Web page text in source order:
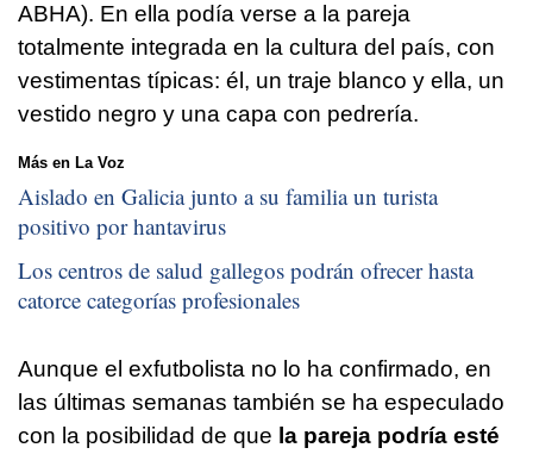
ABHA). En ella podía verse a la pareja
totalmente integrada en la cultura del país, con
vestimentas típicas: él, un traje blanco y ella, un
vestido negro y una capa con pedrería.
Más en La Voz
Aislado en Galicia junto a su familia un turista
positivo por hantavirus
Los centros de salud gallegos podrán ofrecer hasta
catorce categorías profesionales
Aunque el exfutbolista no lo ha confirmado, en
las últimas semanas también se ha especulado
con la posibilidad de que la pareja podría esté